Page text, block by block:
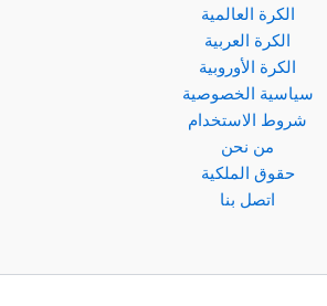
الكرة العالمية
الكرة العربية
الكرة الأوروبية
سياسية الخصوصية
شروط الاستخدام
من نحن
حقوق الملكية
اتصل بنا